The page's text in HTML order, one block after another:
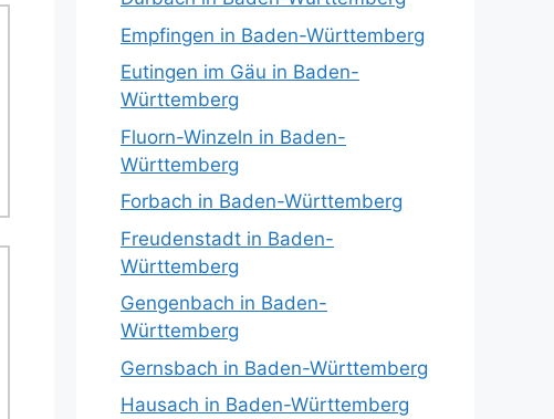
Empfingen in Baden-Württemberg
Eutingen im Gäu in Baden-
Württemberg
Fluorn-Winzeln in Baden-
Württemberg
Forbach in Baden-Württemberg
Freudenstadt in Baden-
Württemberg
Gengenbach in Baden-
Württemberg
Gernsbach in Baden-Württemberg
Hausach in Baden-Württemberg